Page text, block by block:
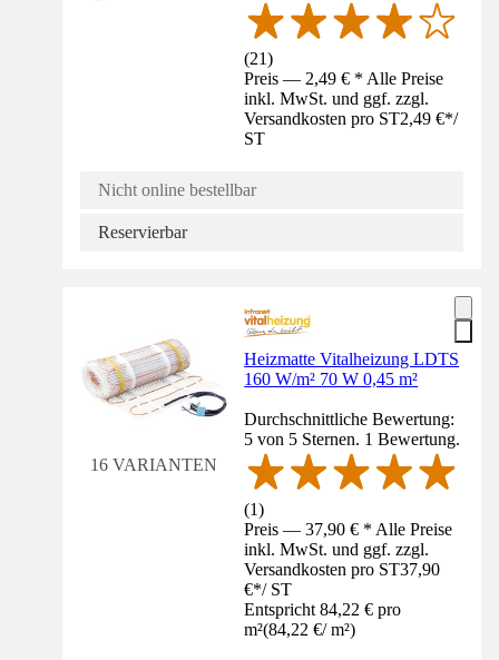
(21)
Preis — 2,49 € * Alle Preise
inkl. MwSt. und ggf. zzgl.
Versandkosten pro ST2,49 €*/
ST
Nicht online bestellbar
Reservierbar
16 VARIANTEN
Heizmatte Vitalheizung LDTS
160 W/m² 70 W 0,45 m²
Durchschnittliche Bewertung:
5 von 5 Sternen. 1 Bewertung.
(1)
Preis — 37,90 € * Alle Preise
inkl. MwSt. und ggf. zzgl.
Versandkosten pro ST37,90
€*/ ST
Entspricht 84,22 € pro
m²(84,22 €/ m²)